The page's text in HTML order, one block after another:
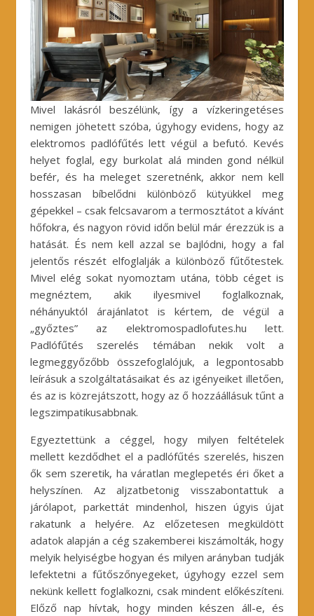
Mivel lakásról beszélünk, így a vízkeringetéses
nemigen jöhetett szóba, úgyhogy evidens, hogy az
elektromos padlófűtés lett végül a befutó. Kevés
helyet foglal, egy burkolat alá minden gond nélkül
befér, és ha meleget szeretnénk, akkor nem kell
hosszasan bíbelődni különböző kütyükkel meg
gépekkel – csak felcsavarom a termosztátot a kívánt
hőfokra, és nagyon rövid időn belül már érezzük is a
hatását. És nem kell azzal se bajlódni, hogy a fal
jelentős részét elfoglalják a különböző fűtőtestek.
Mivel elég sokat nyomoztam utána, több céget is
megnéztem, akik ilyesmivel foglalkoznak,
néhányuktól árajánlatot is kértem, de végül a
„győztes” az elektromospadlofutes.hu lett.
Padlófűtés szerelés témában nekik volt a
legmeggyőzőbb összefoglalójuk, a legpontosabb
leírásuk a szolgáltatásaikat és az igényeiket illetően,
és az is közrejátszott, hogy az ő hozzáállásuk tűnt a
legszimpatikusabbnak.
Egyeztettünk a céggel, hogy milyen feltételek
mellett kezdődhet el a padlófűtés szerelés, hiszen
ők sem szeretik, ha váratlan meglepetés éri őket a
helyszínen. Az aljzatbetonig visszabontattuk a
járólapot, parkettát mindenhol, hiszen úgyis újat
rakatunk a helyére. Az előzetesen megküldött
adatok alapján a cég szakemberei kiszámolták, hogy
melyik helyiségbe hogyan és milyen arányban tudják
lefektetni a fűtőszőnyegeket, úgyhogy ezzel sem
nekünk kellett foglalkozni, csak mindent előkészíteni.
Előző nap hívtak, hogy minden készen áll-e, és